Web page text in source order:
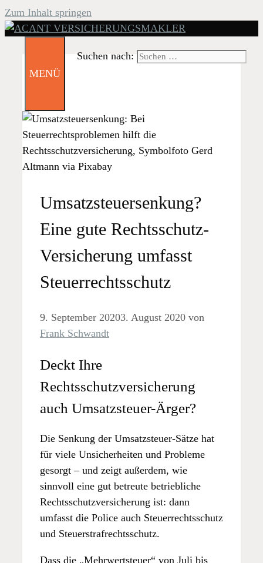
Zum Inhalt springen
Suchen nach:
MENÜ
Umsatzsteuersenkung?
Eine gute Rechtsschutz-
Versicherung umfasst
Steuerrechtsschutz
9. September 20203. August 2020 von
Frank Schwandt
Deckt Ihre
Rechtsschutzversicherung
auch Umsatzsteuer-Ärger?
Die Senkung der Umsatzsteuer-Sätze hat
für viele Unsicherheiten und Probleme
gesorgt – und zeigt außerdem, wie
sinnvoll eine gut betreute betriebliche
Rechtsschutzversicherung ist: dann
umfasst die Police auch Steuerrechtsschutz
und Steuerstrafrechtsschutz.
Dass die „Mehrwertsteuer“ von Juli bis